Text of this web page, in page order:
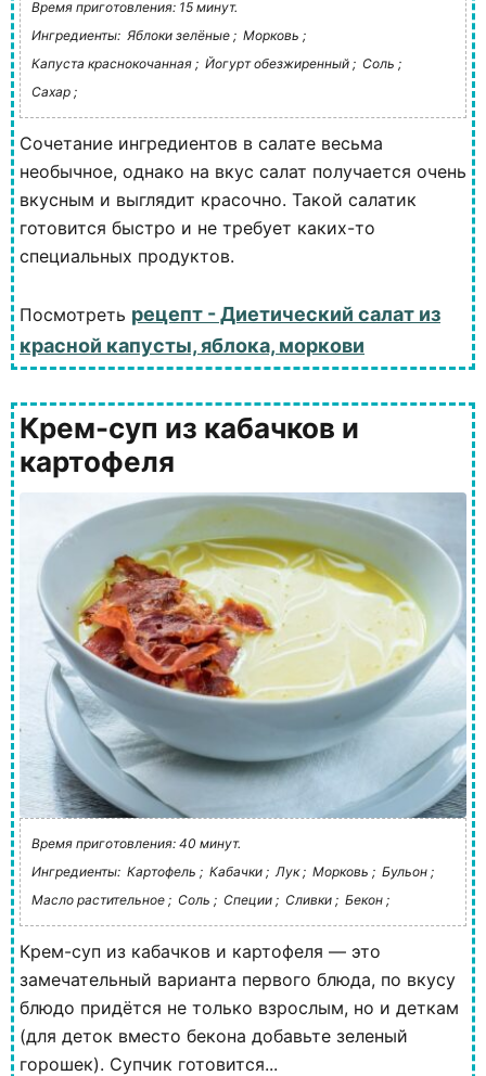
Время приготовления: 15 минут.
Ингредиенты: Яблоки зелёные ; Морковь ;
Капуста краснокочанная ; Йогурт обезжиренный ; Соль ;
Сахар ;
Сочетание ингредиентов в салате весьма
необычное, однако на вкус салат получается очень
вкусным и выглядит красочно. Такой салатик
готовится быстро и не требует каких-то
специальных продуктов.
Посмотреть рецепт - Диетический салат из
красной капусты, яблока, моркови
Крем-суп из кабачков и
картофеля
Время приготовления: 40 минут.
Ингредиенты: Картофель ; Кабачки ; Лук ; Морковь ; Бульон ;
Масло растительное ; Соль ; Специи ; Сливки ; Бекон ;
Крем-суп из кабачков и картофеля — это
замечательный варианта первого блюда, по вкусу
блюдо придётся не только взрослым, но и деткам
(для деток вместо бекона добавьте зеленый
горошек). Супчик готовится...